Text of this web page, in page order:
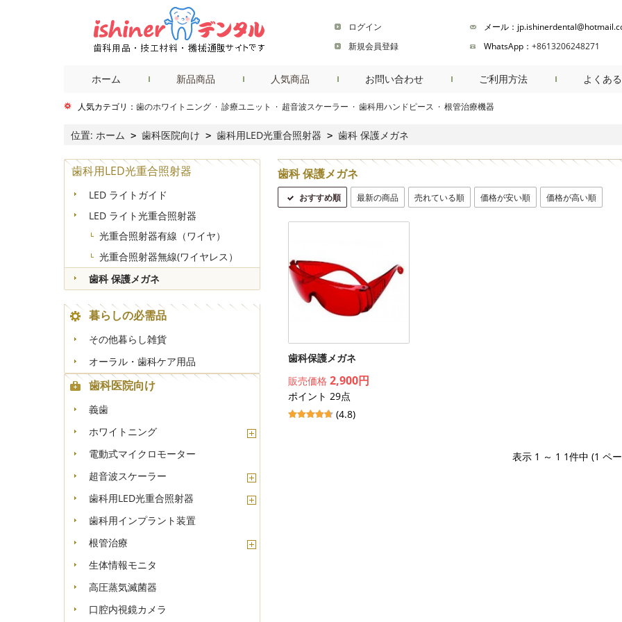
ログイン
新規会員登録
メール：
WhatsApp： +8613206248271
ホーム 新品商品 人気商品 お問い合わせ ご利用方法 よくあ
人気カテゴリ： 歯のホワイトニング · 診療ユニット · 超音波スケーラー · 歯科用ハンドピース · 根管治療機器商品検索
位置: ホーム > 歯科医院向け > 歯科用LED光重合照射器 > 歯科 保護メガネ
歯科 保護メガネ
おすすめ順 最新の商品 売れている順 価格が安い順 価格が高い順
歯科保護メガネ
販売価格 2,900円
ポイント 29点
(4.8)
表示 1 ～ 1 1件中 (1 ペ
歯科用LED光重合照射器
LED ライトガイド
LED ライト光重合照射器
光重合照射器有線（ワイヤ）
光重合照射器無線(ワイヤレス）
歯科 保護メガネ
暮らしの必需品
その他暮らし雑貨
オーラル・歯科ケア用品
歯科医院向け
義歯
ホワイトニング
電動式マイクロモーター
超音波スケーラー
歯科用LED光重合照射器
歯科用インプラント装置
根管治療
生体情報モニタ
高圧蒸気滅菌器
口腔内視鏡カメラ